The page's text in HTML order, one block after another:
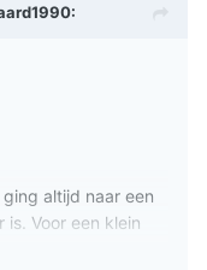
:
altijd naar een
Voor een klein